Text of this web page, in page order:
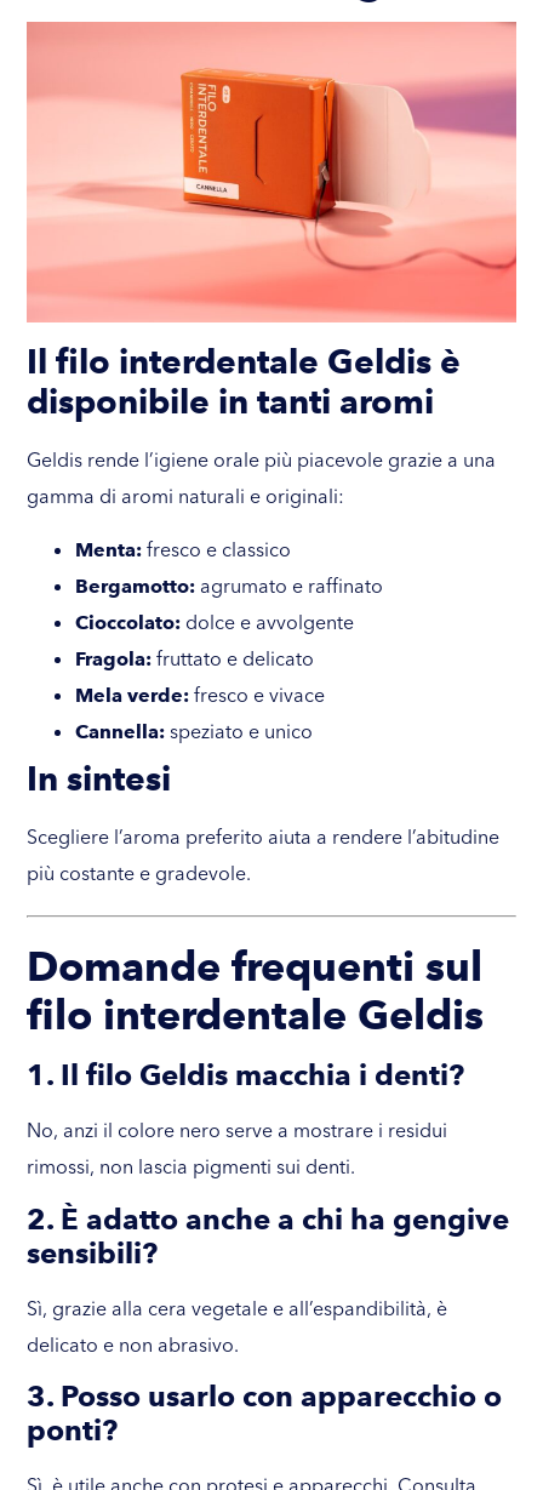
Il filo interdentale Geldis è
disponibile in tanti aromi
Geldis rende l’igiene orale più piacevole grazie a una
gamma di aromi naturali e originali:
Menta: fresco e classico
Bergamotto: agrumato e raffinato
Cioccolato: dolce e avvolgente
Fragola: fruttato e delicato
Mela verde: fresco e vivace
Cannella: speziato e unico
In sintesi
Scegliere l’aroma preferito aiuta a rendere l’abitudine
più costante e gradevole.
Domande frequenti sul
filo interdentale Geldis
1. Il filo Geldis macchia i denti?
No, anzi il colore nero serve a mostrare i residui
rimossi, non lascia pigmenti sui denti.
2. È adatto anche a chi ha gengive
sensibili?
Sì, grazie alla cera vegetale e all’espandibilità, è
delicato e non abrasivo.
3. Posso usarlo con apparecchio o
ponti?